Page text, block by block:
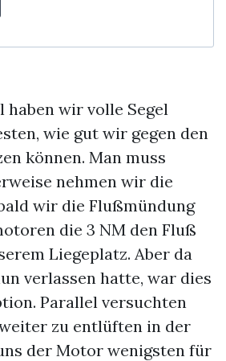
haben wir volle Segel
wie gut wir gegen den
können. Man muss
nehmen wir die
wir die Flußmündung
die 3 NM den Fluß
Liegeplatz. Aber da
verlassen hatte, war dies
Parallel versuchten
zu entlüften in der
der Motor wenigsten für